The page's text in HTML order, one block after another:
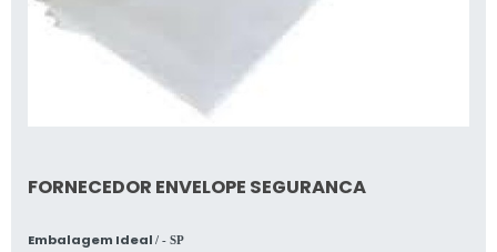
FORNECEDOR ENVELOPE SEGURANCA
Embalagem Ideal / - SP